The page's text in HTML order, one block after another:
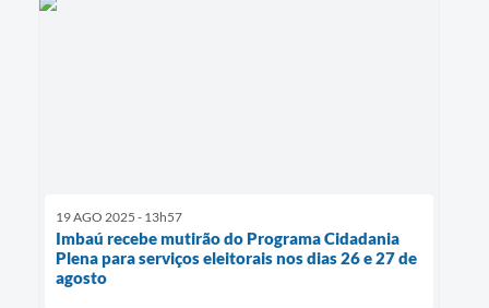
19 AGO 2025 - 13h57
Imbaú recebe mutirão do Programa Cidadania
Plena para serviços eleitorais nos dias 26 e 27 de
agosto